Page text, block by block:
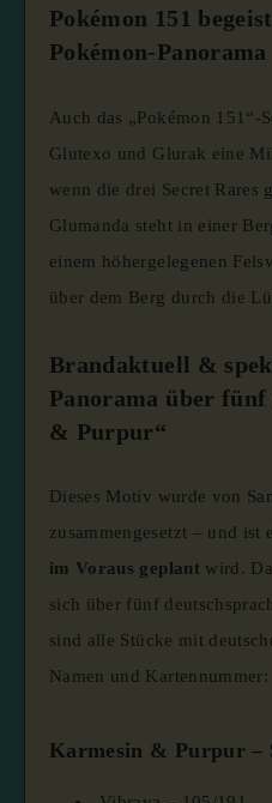
Pokémon 151
Pokémon-Panorama
Auch das „Pokémon 151“-
Glutexo und Glurak eine
wenn die drei Secret Rares
Glumanda steht in einer
einem höhergelegenen
über dem Berg durch die
Brandaktuell &
Panorama über fünf
& Purpur“
Dieses Motiv wurde von
zusammengesetzt – und ist
im Voraus geplantwird.
sich über fünf
sind alle Stücke mit
Namen und Kartennummer:
Karmesin & Purpur –